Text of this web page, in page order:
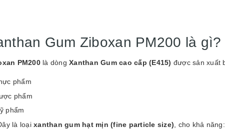
Gum Ziboxan PM200 là gì?
PM200là dòng Xanthan Gum cao cấp (E415) được sản xuất
phẩm
phẩm
phẩm
là loại xanthan gum hạt mịn (fine particle size) , cho khả năng: